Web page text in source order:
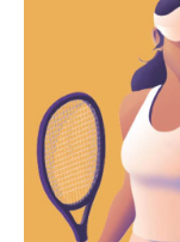
à la rigueur des
vivre une
talent des
Soyez les
3 au 10 mai
- Entrée